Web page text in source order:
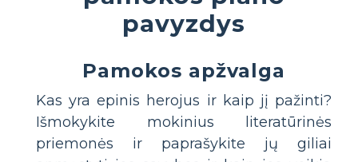
pavyzdys
Pamokos apžvalga
Kas yra epinis herojus ir kaip jį pažinti?
Išmokykite mokinius literatūrinės
priemonės ir paprašykite jų giliai